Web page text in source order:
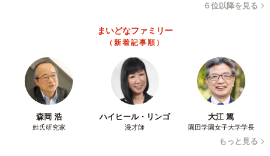
【放送時間】
▽NHK総合
毎週月曜～土曜 前8：00～8：15／（再）後0：45～
1:00（※土曜は一週間を振り返り）
６位以降を見る
まいどなファミリー
（新着記事順）
森岡 浩
姓氏研究家
ハイヒール・リンゴ
漫才師
大江 篤
園田学園女子大学学長
もっと見る